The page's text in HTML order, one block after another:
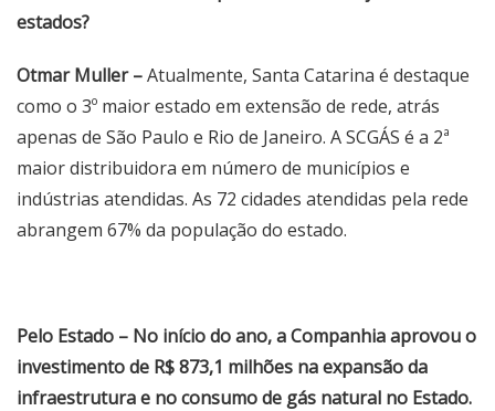
estados?
Otmar Muller –Atualmente, Santa Catarina é destaque
como o 3º maior estado em extensão de rede, atrás
apenas de São Paulo e Rio de Janeiro. A SCGÁS é a 2ª
maior distribuidora em número de municípios e
indústrias atendidas. As 72 cidades atendidas pela rede
abrangem 67% da população do estado.
Pelo Estado – No início do ano, a Companhia aprovou o
investimento de R$ 873,1 milhões na expansão da
infraestrutura e no consumo de gás natural no Estado.